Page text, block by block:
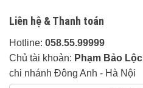
Liên hệ & Thanh toán
Hotline: 058.55.99999
Chủ tài khoản: Phạm Bảo Lộc
chi nhánh Đông Anh - Hà Nội